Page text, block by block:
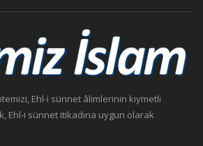
Ehl-i sünnet âlimlerinin kıymetli
Ehl-i sünnet itikadına uygun olarak